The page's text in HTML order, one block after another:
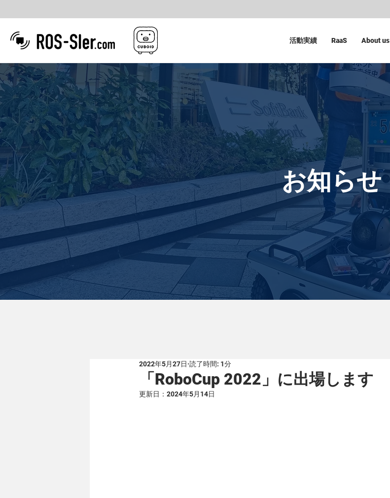
活動実績 RaaS About us
​お知らせ
「RoboCup 2022」に出場します
2022年5月27日 読了時間: 1分
更新日： 2024年5月14日